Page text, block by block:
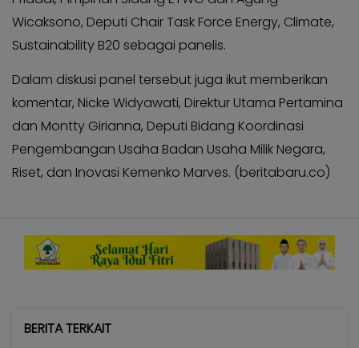
Wicaksono, Deputi Chair Task Force Energy, Climate,
Sustainability B20 sebagai panelis.
Dalam diskusi panel tersebut juga ikut memberikan
komentar, Nicke Widyawati, Direktur Utama Pertamina
dan Montty Girianna, Deputi Bidang Koordinasi
Pengembangan Usaha Badan Usaha Milik Negara,
Riset, dan Inovasi Kemenko Marves. (beritabaru.co)
BERITA TERKAIT